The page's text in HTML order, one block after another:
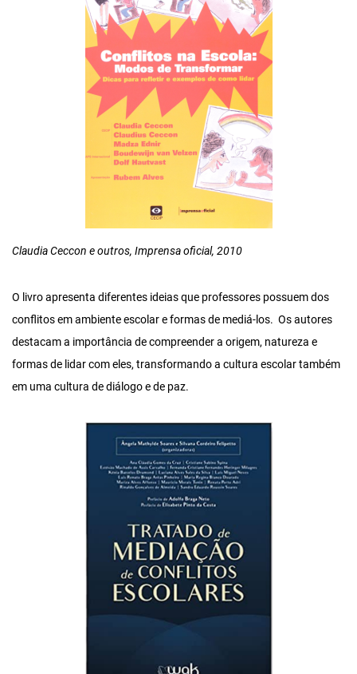
Claudia Ceccon e outros, Imprensa oficial, 2010
O livro apresenta diferentes ideias que professores possuem dos
conflitos em ambiente escolar e formas de mediá-los. Os autores
destacam a importância de compreender a origem, natureza e
formas de lidar com eles, transformando a cultura escolar também
em uma cultura de diálogo e de paz.